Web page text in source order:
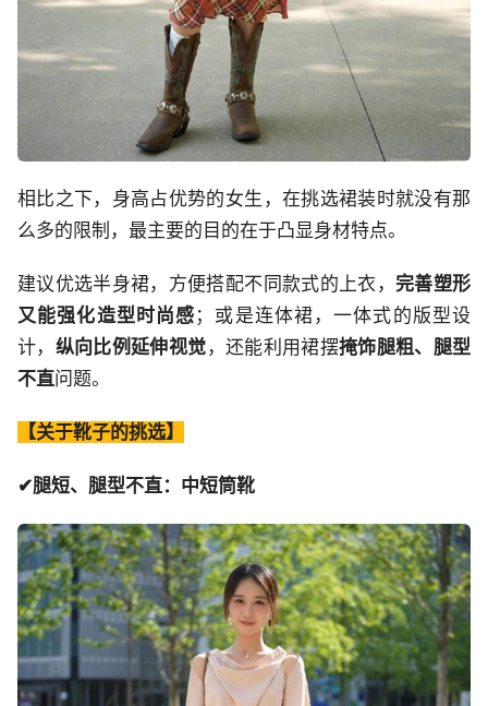
相比之下，身高占优势的女生，在挑选裙装时就没有那
么多的限制，最主要的目的在于凸显身材特点。
建议优选半身裙，方便搭配不同款式的上衣， 完善塑形
又能强化造型时尚感 ；或是连体裙，一体式的版型设
计， 纵向比例延伸视觉 ，还能利用裙摆掩饰腿粗、腿型
不直问题。
【关于靴子的挑选】
✔腿短、腿型不直：中短筒靴